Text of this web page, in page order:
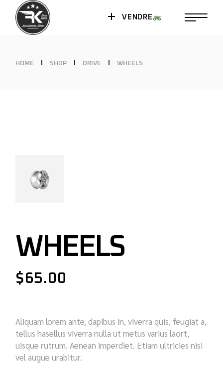
VENDRE
HOME SHOP DRIVE WHEELS
WHEELS
$65.00
Aliquam lorem ante, dapibus in, viverra quis, feugiat a,
tellus hasellus viverra nulla ut metus varius laort,
uisque rutrum. Aenean imperdiet. Etiam ultricies nisi
vel augue urabitur.